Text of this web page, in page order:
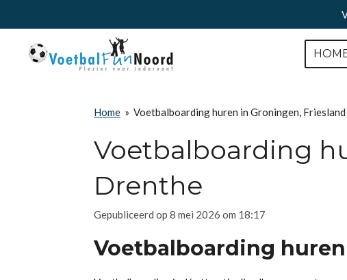
Home » Voetbalboarding huren in Groningen,
Voetbalboarding
Drenthe
Gepubliceerd op 8 mei 2026 om 18:17
Voetbalboarding